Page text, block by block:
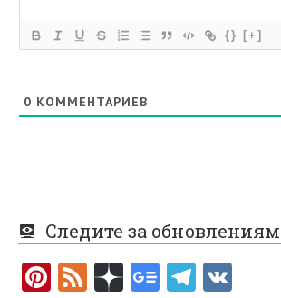
{} [+]
0 КОММЕНТАРИЕВ
Следите за
Pi F